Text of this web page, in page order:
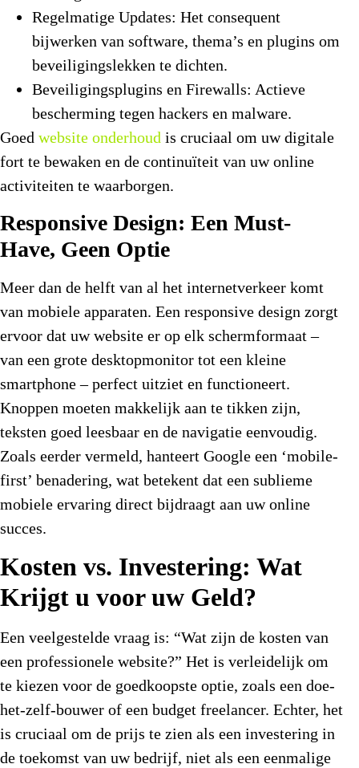
Regelmatige Updates: Het consequent
bijwerken van software, thema’s en plugins om
beveiligingslekken te dichten.
Beveiligingsplugins en Firewalls: Actieve
bescherming tegen hackers en malware.
Goed website onderhoud is cruciaal om uw digitale
fort te bewaken en de continuïteit van uw online
activiteiten te waarborgen.
Responsive Design: Een Must-
Have, Geen Optie
Meer dan de helft van al het internetverkeer komt
van mobiele apparaten. Een responsive design zorgt
ervoor dat uw website er op elk schermformaat –
van een grote desktopmonitor tot een kleine
smartphone – perfect uitziet en functioneert.
Knoppen moeten makkelijk aan te tikken zijn,
teksten goed leesbaar en de navigatie eenvoudig.
Zoals eerder vermeld, hanteert Google een ‘mobile-
first’ benadering, wat betekent dat een sublieme
mobiele ervaring direct bijdraagt aan uw online
succes.
Kosten vs. Investering: Wat
Krijgt u voor uw Geld?
Een veelgestelde vraag is: “Wat zijn de kosten van
een professionele website?” Het is verleidelijk om
te kiezen voor de goedkoopste optie, zoals een doe-
het-zelf-bouwer of een budget freelancer. Echter, het
is cruciaal om de prijs te zien als een investering in
de toekomst van uw bedrijf, niet als een eenmalige